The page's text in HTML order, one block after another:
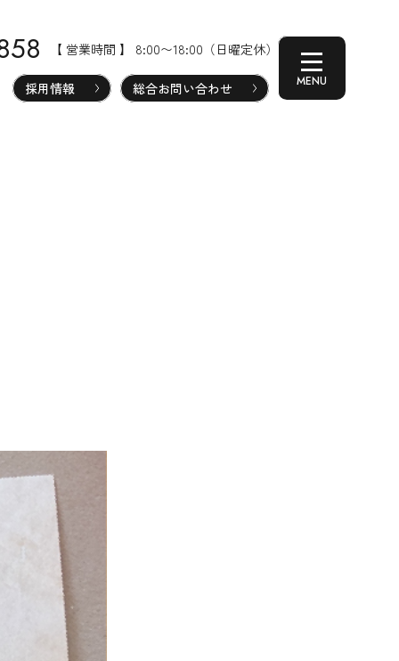
採用情報 総合お問い合わせ
【 営業時間 】 8:00〜18:00（日曜定休）